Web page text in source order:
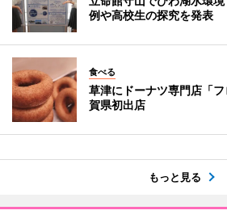
例や高校生の探究を発表
食べる
草津にドーナツ専門店「
賀県初出店
もっと見る